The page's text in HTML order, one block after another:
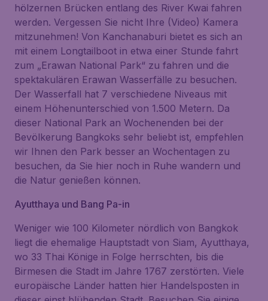
hölzernen Brücken entlang des River Kwai fahren
werden. Vergessen Sie nicht Ihre (Video) Kamera
mitzunehmen! Von Kanchanaburi bietet es sich an
mit einem Longtailboot in etwa einer Stunde fahrt
zum „Erawan National Park“ zu fahren und die
spektakulären Erawan Wasserfälle zu besuchen.
Der Wasserfall hat 7 verschiedene Niveaus mit
einem Höhenunterschied von 1.500 Metern. Da
dieser National Park an Wochenenden bei der
Bevölkerung Bangkoks sehr beliebt ist, empfehlen
wir Ihnen den Park besser an Wochentagen zu
besuchen, da Sie hier noch in Ruhe wandern und
die Natur genießen können.
Ayutthaya und Bang Pa-in
Weniger wie 100 Kilometer nördlich von Bangkok
liegt die ehemalige Hauptstadt von Siam, Ayutthaya,
wo 33 Thai Könige in Folge herrschten, bis die
Birmesen die Stadt im Jahre 1767 zerstörten. Viele
europäische Länder hatten hier Handelsposten in